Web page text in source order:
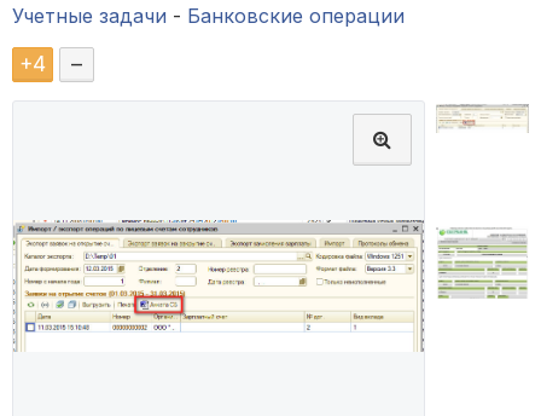
Учетные задачи - Банковские операции
+4 –